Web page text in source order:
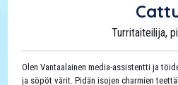
Turritaiteilija,
Olen Vantaalainen media-assistentti ja
ja söpöt värit. Pidän isojen charmien